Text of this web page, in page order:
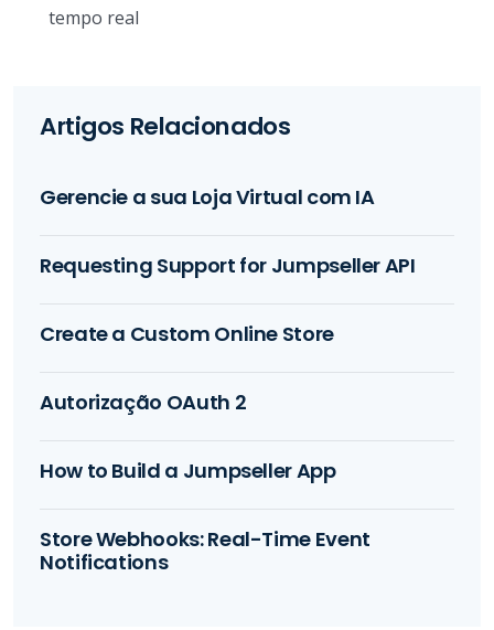
tempo real
Artigos Relacionados
Gerencie a sua Loja Virtual com IA
Requesting Support for Jumpseller API
Create a Custom Online Store
Autorização OAuth 2
How to Build a Jumpseller App
Store Webhooks: Real-Time Event
Notifications